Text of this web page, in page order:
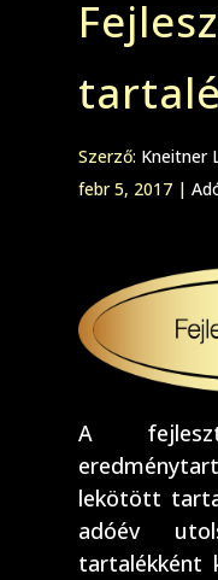
Szerző: Kneitner
febr 5, 2017|
A
lekötött
adóév
tartalékként